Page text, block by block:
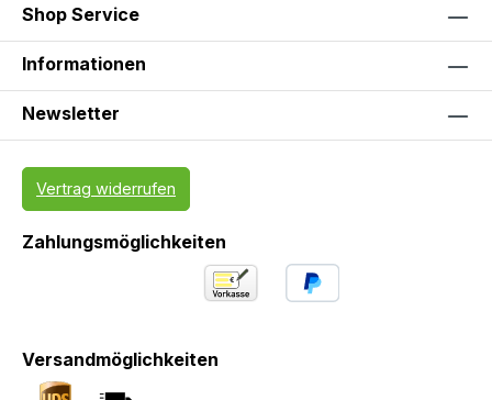
Shop Service
Informationen
Newsletter
Vertrag widerrufen
Zahlungsmöglichkeiten
Versandmöglichkeiten